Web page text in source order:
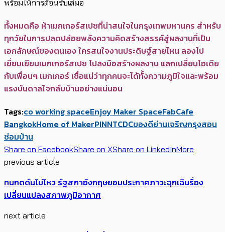
พร้อมให้การต้อนรับเสมอ
ทั้งหมดคือ ห้าเมกเกอร์สเปซที่น่าสนใจในกรุงเทพมหานคร สำหรับ
ทุกวัยในการปลดปล่อยพลังความคิดสร้างสรรค์สู่ผลงานที่เป็น
เอกลักษณ์ของตนเอง ใครสนใจงานประดิษฐ์สายไหน ลองไป
เยี่ยมเยียนเมกเกอร์สเปซ ไปลงมือสร้างผลงาน แลกเปลี่ยนไอเดีย
กับเพื่อนๆ เมกเกอร์ เชื่อแน่ว่าทุกคนจะได้ทั้งความภูมิใจและพร้อม
แรงบันดาลใจกลับบ้านอย่างแน่นอน
Tags:co working spaceEnjoy Maker SpaceFabCafe
BangkokHome of MakerPINNTCDCของดีย่านเจริญกรุงสอน
ซ่อมบ้าน
Share on FacebookShare on XShare on LinkedInMore
previous article
ทนกดดันไม่ไหว รัฐสภาอังกฤษยอมประกาศภาวะฉุกเฉินรื่อง
เปลี่ยนแปลงสภาพภูมิอากาศ
next article